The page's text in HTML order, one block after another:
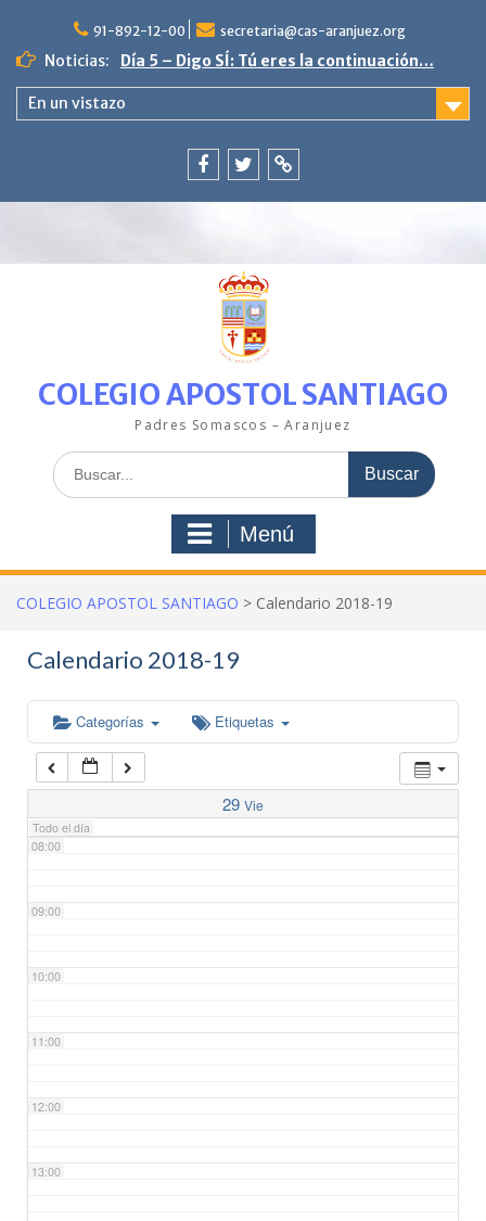
contenido
91-892-12-00 secretaria@cas-aranjuez.org
Noticias:
Día 5 – Digo SÍ: Tú eres la continuación…
4ª semana «La escama brillante en
PequeCas»
3ª semana en PequeCas «Un mar de
colores»
Última semana con nuestro pez Arcoíris.
En un vistazo
COLEGIO APOSTOL SANTIAGO
Padres Somascos – Aranjuez
Buscar:
Menú
COLEGIO APOSTOL SANTIAGO > Calendario 2018-19
Calendario 2018-19
Categorías Etiquetas
29 Vie
Todo el día
01:00
02:00
05:00
06:00
07:00
08:00
09:00
10:00
11:00
12:00
13:00